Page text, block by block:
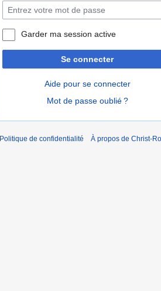
Garder ma session active
Se connecter
Aide pour se connecter
Mot de passe oublié ?
Politique de confidentialité À propos de Christ-